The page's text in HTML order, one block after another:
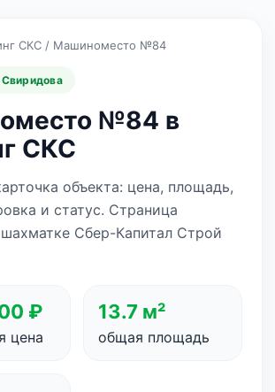
СКС / Машиноместо №84
№84 в
СКС
объекта: цена, площадь,
и статус. Страница
Сбер-Капитал Строй
₽
цена
13.7 м²
общая площадь